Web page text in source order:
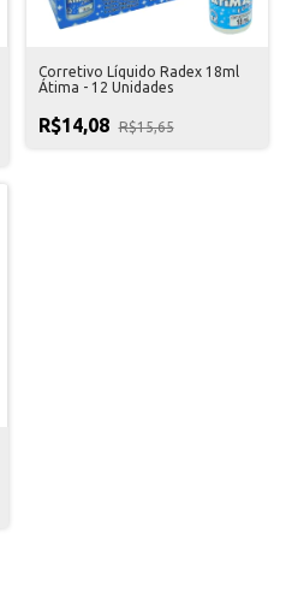
Corretivo Líquido Radex 18ml
Átima - 12 Unidades
R$14,08 R$15,65